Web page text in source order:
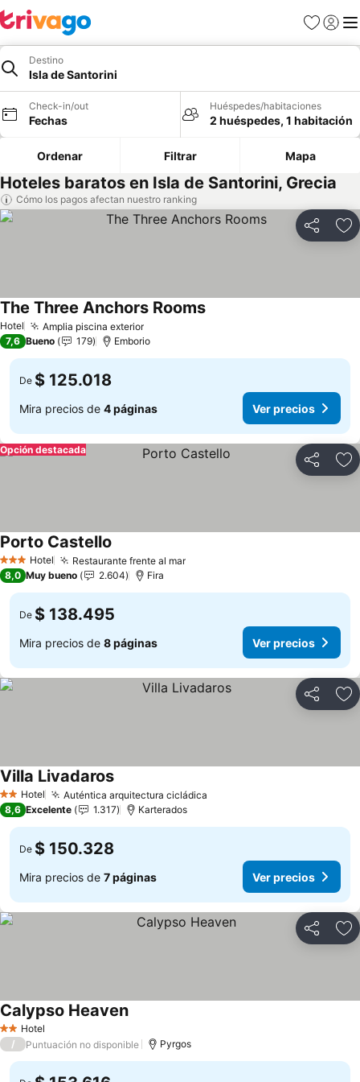
Favoritos
Iniciar
Destino
Isla de Santorini
Check-in/out
Fechas
Huéspedes/habitaciones
2 huéspedes, 1 habitación
Ordenar Filtrar Mapa
Hoteles baratos en Isla de Santorini, Grecia
Cómo los pagos afectan nuestro ranking
Compartir
Hotel Amplia piscina exteriorVer precios
The Three Anchors RoomsVer precios
7,6 Bueno 179 Emborio
De $ 125.018
Mira precios de 4 páginas Ver precios
Compartir
Opción destacada
3 Estrellas
Hotel Restaurante frente al marVer precios
Porto Castello
8,0 Muy bueno 2.604 Fira
De $ 138.495
Mira precios de 8 páginas Ver precios
Compartir
2 Estrellas
Hotel Auténtica arquitectura cicládica
Villa LivadarosVer precios
8,6 Excelente 1.317 Karterados
De $ 150.328
Mira precios de 7 páginas Ver precios
Compartir
2 Estrellas
Hotel
Calypso HeavenVer precios
/ Puntuación no disponible Pyrgos